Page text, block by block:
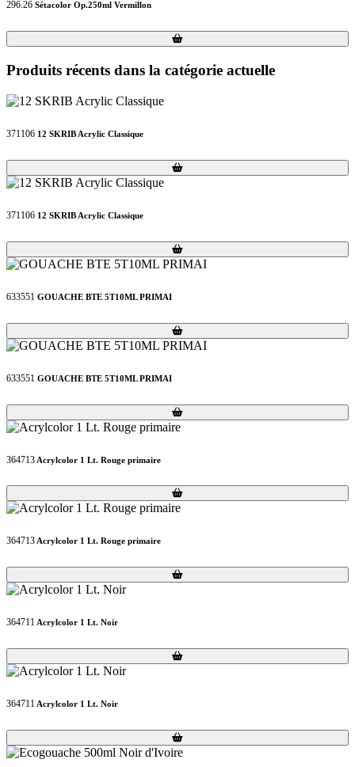
296.26 Sétacolor Op.250ml Vermillon
Loading...
Loading...
Produits récents dans la catégorie actuelle
371106 12 SKRIB Acrylic Classique
Loading...
Loading...
371106 12 SKRIB Acrylic Classique
Loading...
Loading...
633551 GOUACHE BTE 5T10ML PRIMAI
Loading...
Loading...
633551 GOUACHE BTE 5T10ML PRIMAI
Loading...
Loading...
364713 Acrylcolor 1 Lt. Rouge primaire
Loading...
Loading...
364713Acrylcolor 1 Lt. Rouge primaire
Loading...
Loading...
364711 Acrylcolor 1 Lt. Noir
Loading...
Loading...
364711 Acrylcolor 1 Lt. Noir
Loading...
Loading...